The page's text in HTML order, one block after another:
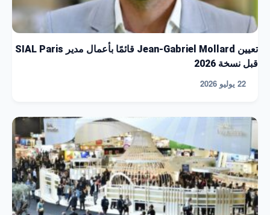
تعيين Jean-Gabriel Mollard قائمًا بأعمال مدير SIAL Paris
قبل نسخة 2026
22 يوليو 2026